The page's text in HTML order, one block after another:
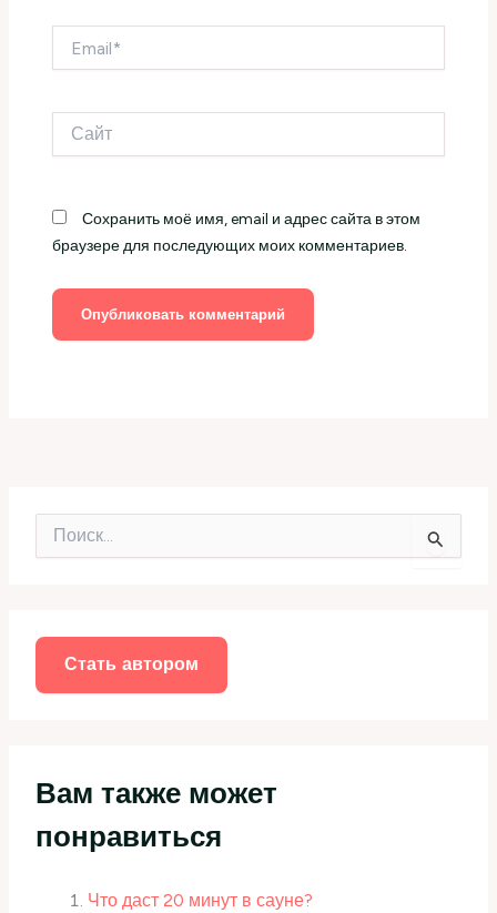
Сохранить моё имя, email и адрес сайта в этом
браузере для последующих моих комментариев.
Стать автором
Вам также может
понравиться
Что даст 20 минут в сауне?